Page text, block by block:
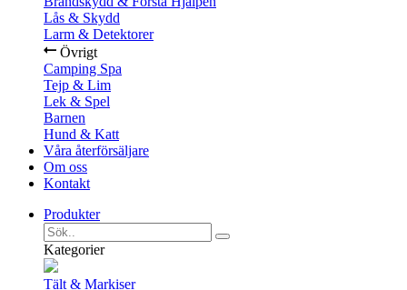
Lås & Skydd
Larm & Detektorer
Övrigt
Camping Spa
Tejp & Lim
Lek & Spel
Barnen
Hund & Katt
Våra återförsäljare
Om oss
Kontakt
Produkter
Kategorier
Tält & Markiser